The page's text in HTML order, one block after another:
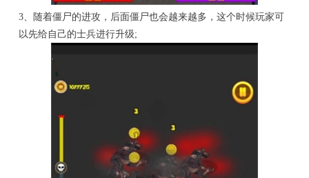
3、随着僵尸的进攻，后面僵尸也会越来越多，这个时候玩家可
以先给自己的士兵进行升级;